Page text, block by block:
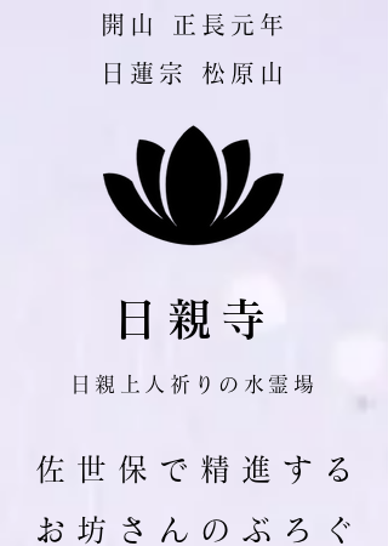
​開山 正長元年
日蓮宗 松原山
日親寺
日親上人祈りの水霊場
佐 世 保 で 精 進 す る
お 坊 さ ん の ぶ ろ ぐ